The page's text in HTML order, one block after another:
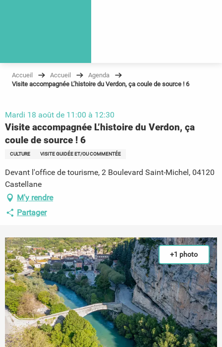
Accueil Accueil
Agenda
Visite accompagnée L’histoire du Verdon, ça coule de source ! 6
Mardi 18 août de 11:00 à 12:30
Visite accompagnée L’histoire du Verdon, ça
coule de source ! 6
CULTURE VISITE GUIDÉE ET/OU COMMENTÉE
Devant l'office de tourisme, 2 Boulevard Saint-Michel, 04120
Castellane
M'y rendre
Partager
+1 photo